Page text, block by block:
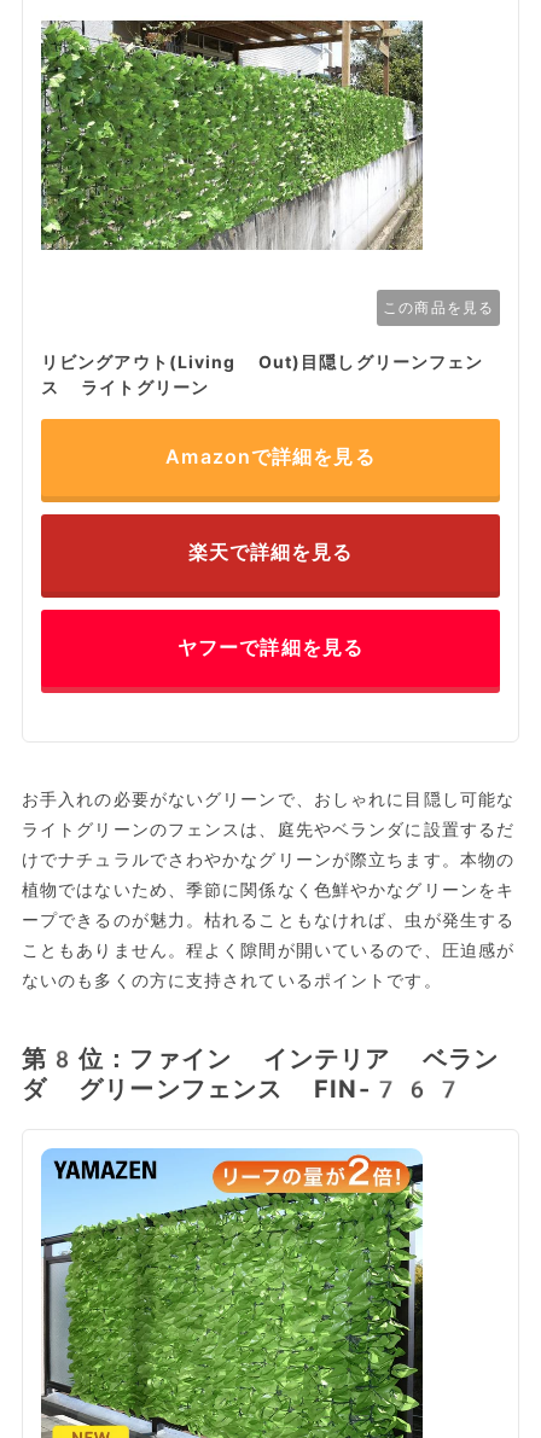
この商品を見る
リビングアウト(Living Out)目隠しグリーンフェン
ス ライトグリーン
Amazonで詳細を見る
楽天で詳細を見る
ヤフーで詳細を見る
お手入れの必要がないグリーンで、おしゃれに目隠し可能な
ライトグリーンのフェンスは、庭先やベランダに設置するだ
けでナチュラルでさわやかなグリーンが際立ちます。本物の
植物ではないため、季節に関係なく色鮮やかなグリーンをキ
ープできるのが魅力。枯れることもなければ、虫が発生する
こともありません。程よく隙間が開いているので、圧迫感が
ないのも多くの方に支持されているポイントです。
第8位：ファイン インテリア ベラン
ダ グリーンフェンス FIN-767